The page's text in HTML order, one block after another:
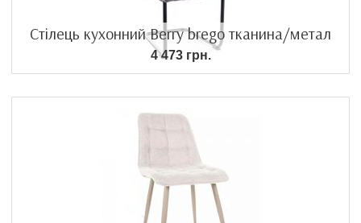
Стілець кухонний Berry brego тканина/метал
4 473 грн.